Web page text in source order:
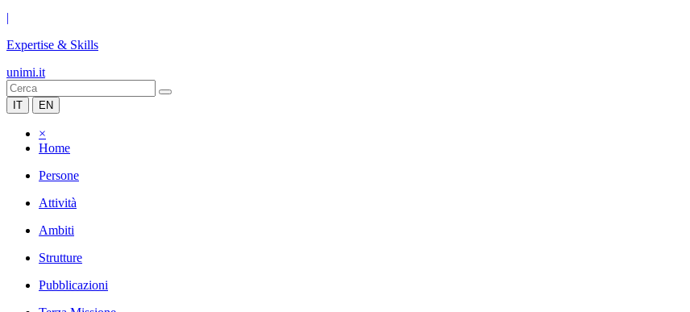
|
Expertise & Skills
unimi.it
IT EN
×
Home
Persone
Attività
Ambiti
Strutture
Pubblicazioni